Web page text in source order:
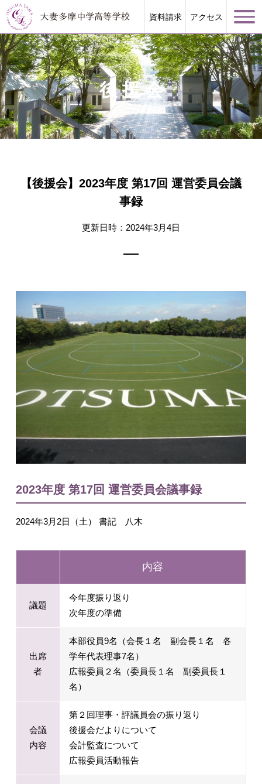
資料請求 アクセス
学校案内
学校生活
後援会
【後援会】2023年度 第17回 運営委員会議
事録
更新日時：2024年3月4日
2023年度 第17回 運営委員会議事録
2024年3月2日（土） 書記 八木
内容
議題
今年度振り返り
次年度の準備
出席
者
本部役員9名（会長１名 副会長１名 各
学年代表理事7名）
広報委員２名（委員長１名 副委員長１
名）
会議
内容
第２回理事・評議員会の振り返り
後援会だよりについて
会計監査について
広報委員活動報告